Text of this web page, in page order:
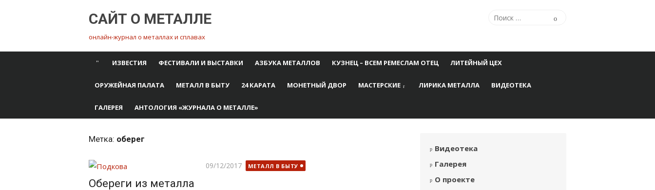
САЙТ О МЕТАЛЛЕ
онлайн-журнал о металлах и сплавах
Поиск
Поиск
ИЗВЕСТИЯ ФЕСТИВАЛИ И ВЫСТАВКИ АЗБУКА МЕТАЛЛОВ КУЗНЕЦ – ВСЕМ РЕМЕСЛАМ ОТЕЦ ЛИТЕЙНЫЙ ЦЕХ
ОРУЖЕЙНАЯ ПАЛАТА МЕТАЛЛ В БЫТУ 24 КАРАТА МОНЕТНЫЙ ДВОР МАСТЕРСКИЕ ЛИРИКА МЕТАЛЛА ВИДЕОТЕКА
ГАЛЕРЕЯ АНТОЛОГИЯ «ЖУРНАЛА О МЕТАЛЛЕ»
Метка: оберег
Опубликовано
09/12/2017 МЕТАЛЛ В БЫТУ
Обереги из металла
Видеотека
Галерея
О проекте